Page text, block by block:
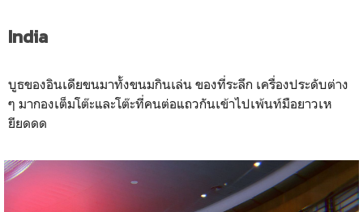
India
บูธของอินเดียขนมาทั้งขนมกินเล่น ของที่ระลึก เครื่องประดับต่าง
ๆ มากองเต็มโต๊ะและโต๊ะที่คนต่อแถวกันเข้าไปเพ้นท์มือยาวเห
ยียดดด